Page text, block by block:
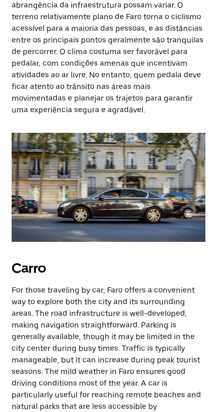
abrangência da infraestrutura possam variar. O
terreno relativamente plano de Faro torna o ciclismo
acessível para a maioria das pessoas, e as distâncias
entre os principais pontos geralmente são tranquilas
de percorrer. O clima costuma ser favorável para
pedalar, com condições amenas que incentivam
atividades ao ar livre. No entanto, quem pedala deve
ficar atento ao trânsito nas áreas mais
movimentadas e planejar os trajetos para garantir
uma experiência segura e agradável.
Carro
For those traveling by car, Faro offers a convenient
way to explore both the city and its surrounding
areas. The road infrastructure is well-developed,
making navigation straightforward. Parking is
generally available, though it may be limited in the
city center during busy times. Traffic is typically
manageable, but it can increase during peak tourist
seasons. The mild weather in Faro ensures good
driving conditions most of the year. A car is
particularly useful for reaching remote beaches and
natural parks that are less accessible by